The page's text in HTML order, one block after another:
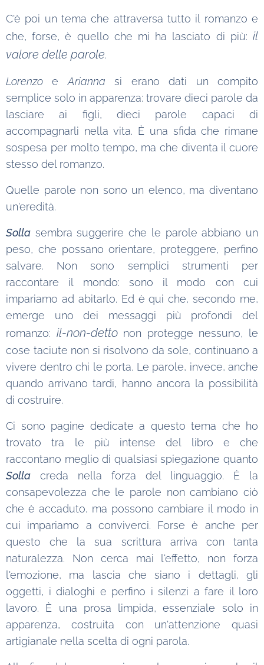
C'è poi un tema che attraversa tutto il romanzo e
che, forse, è quello che mi ha lasciato di più: il
valore delle parole.
Lorenzo eArianna si erano dati un compito
semplice solo in apparenza: trovare dieci parole da
lasciare ai figli, dieci parole capaci di
accompagnarli nella vita. È una sfida che rimane
sospesa per molto tempo, ma che diventa il cuore
stesso del romanzo.
Quelle parole non sono un elenco, ma diventano
un'eredità.
Solla sembra suggerire che le parole abbiano un
peso, che possano orientare, proteggere, perfino
salvare. Non sono semplici strumenti per
raccontare il mondo: sono il modo con cui
impariamo ad abitarlo. Ed è qui che, secondo me,
emerge uno dei messaggi più profondi del
romanzo: il-non-dettonon protegge nessuno, le
cose taciute non si risolvono da sole, continuano a
vivere dentro chi le porta. Le parole, invece, anche
quando arrivano tardi, hanno ancora la possibilità
di costruire.
Ci sono pagine dedicate a questo tema che ho
trovato tra le più intense del libro e che
raccontano meglio di qualsiasi spiegazione quanto
Solla creda nella forza del linguaggio. È la
consapevolezza che le parole non cambiano ciò
che è accaduto, ma possono cambiare il modo in
cui impariamo a conviverci. Forse è anche per
questo che la sua scrittura arriva con tanta
naturalezza. Non cerca mai l'effetto, non forza
l'emozione, ma lascia che siano i dettagli, gli
oggetti, i dialoghi e perfino i silenzi a fare il loro
lavoro. È una prosa limpida, essenziale solo in
apparenza, costruita con un'attenzione quasi
artigianale nella scelta di ogni parola.